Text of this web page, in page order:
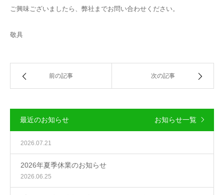
ご興味ございましたら、弊社までお問い合わせください。
敬具
前の記事 次の記事
最近のお知らせ お知らせ一覧
2026.07.21
2026年夏季休業のお知らせ
2026.06.25